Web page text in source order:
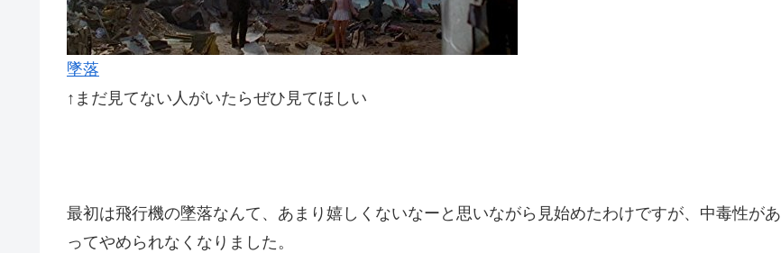
墜落
↑まだ見てない人がいたらぜひ見てほしい
最初は飛行機の墜落なんて、あまり嬉しくないなーと思いながら見始めたわけですが、中毒性があ
ってやめられなくなりました。